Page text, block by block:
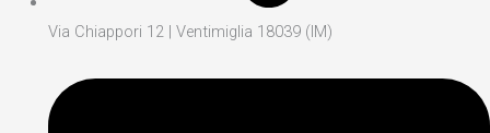
Via Chiappori 12 | Ventimiglia 18039 (IM)